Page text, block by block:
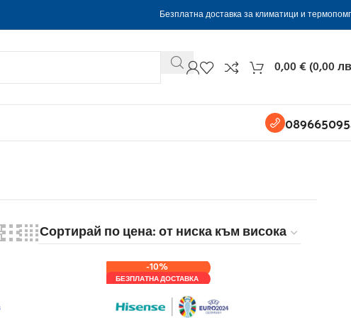
Безплатна доставка за климатици и
0,00€(0,00
-10%
БЕЗПЛАТНА ДОСТАВКА